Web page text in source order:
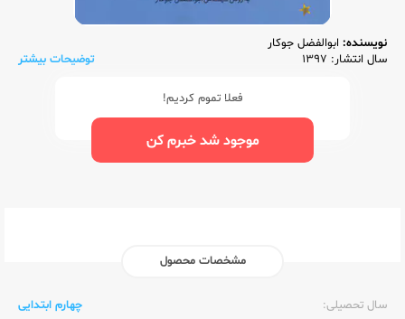
نویسنده: ابوالفضل جوکار
سال انتشار: 1397
توضیحات بیشتر
فعلا تموم کردیم!
موجود شد خبرم کن
مشخصات محصول
سال تحصیلی:‌
چهارم ابتدایی